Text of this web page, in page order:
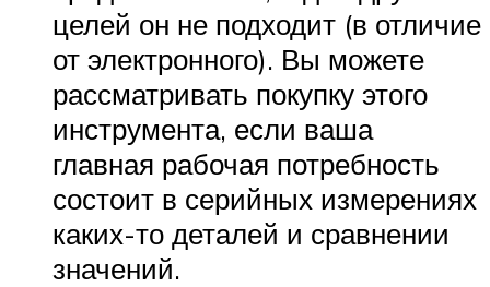
целей он не подходит (в отличие
от электронного). Вы можете
рассматривать покупку этого
инструмента, если ваша
главная рабочая потребность
состоит в серийных измерениях
каких-то деталей и сравнении
значений.